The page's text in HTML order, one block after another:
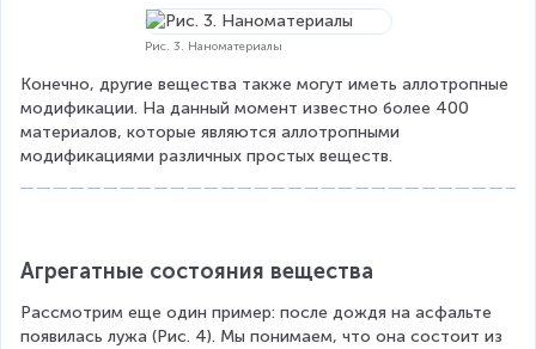
Рис. 3. Наноматериалы
Конечно, другие вещества также могут иметь аллотропные
модификации. На данный момент известно более 400
материалов, которые являются аллотропными
модификациями различных простых веществ.
Агрегатные состояния вещества
Рассмотрим еще один пример: после дождя на асфальте
появилась лужа (Рис. 4). Мы понимаем, что она состоит из